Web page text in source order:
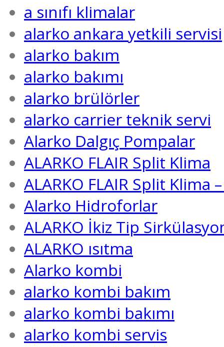
a sınıfı klimalar
alarko ankara yetkili servisi
alarko bakım
alarko bakımı
alarko brülörler
alarko carrier teknik servi
Alarko Dalgıç Pompalar
ALARKO FLAIR Split Klima
ALARKO FLAIR Split Klima
Alarko Hidroforlar
ALARKO İkiz Tip
ALARKO ısıtma
Alarko kombi
alarko kombi bakım
alarko kombi bakımı
alarko kombi servis